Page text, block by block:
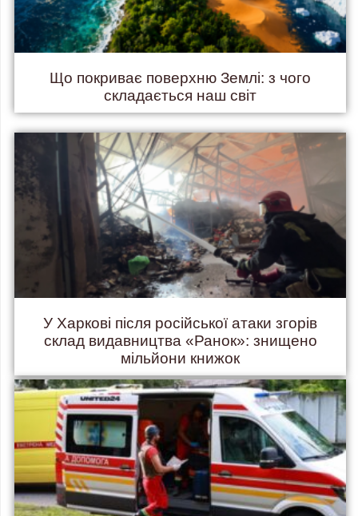
Що покриває поверхню Землі: з чого
складається наш світ
У Харкові після російської атаки згорів
склад видавництва «Ранок»: знищено
мільйони книжок